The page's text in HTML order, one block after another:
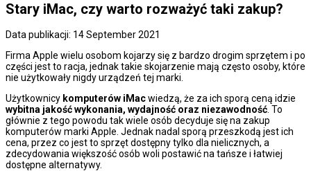
Stary iMac, czy warto rozważyć taki zakup?
Data publikacji: 14 September 2021
Firma Apple wielu osobom kojarzy się z bardzo drogim sprzętem i po
części jest to racja, jednak takie skojarzenie mają często osoby, które
nie użytkowały nigdy urządzeń tej marki.
Użytkownicy komputerów iMacwiedzą, że za ich sporą ceną idzie
wybitna jakość wykonania, wydajność oraz niezawodność . To
głównie z tego powodu tak wiele osób decyduje się na zakup
komputerów marki Apple. Jednak nadal sporą przeszkodą jest ich
cena, przez co jest to sprzęt dostępny tylko dla nielicznych, a
zdecydowania większość osób woli postawić na tańsze i łatwiej
dostępne alternatywy.